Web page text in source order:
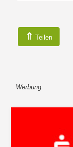
⇑ Teilen
Werbung